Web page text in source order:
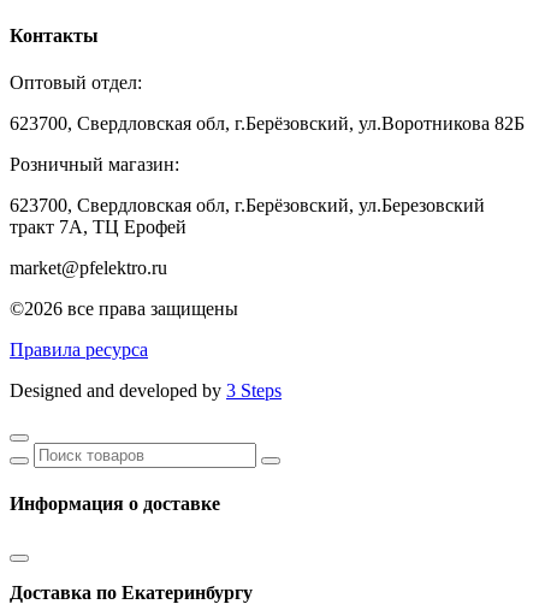
Контакты
Оптовый отдел:
623700, Свердловская обл, г.Берёзовский, ул.Воротникова 82Б
Розничный магазин:
623700, Свердловская обл, г.Берёзовский, ул.Березовский
тракт 7А, ТЦ Ерофей
market@pfelektro.ru
©2026 все права защищены
Правила ресурса
Designed and developed by 3 Steps
Информация о доставке
Доставка по Екатеринбургу